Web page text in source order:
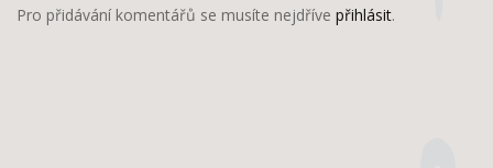
Pro přidávání komentářů se musíte nejdříve přihlásit.